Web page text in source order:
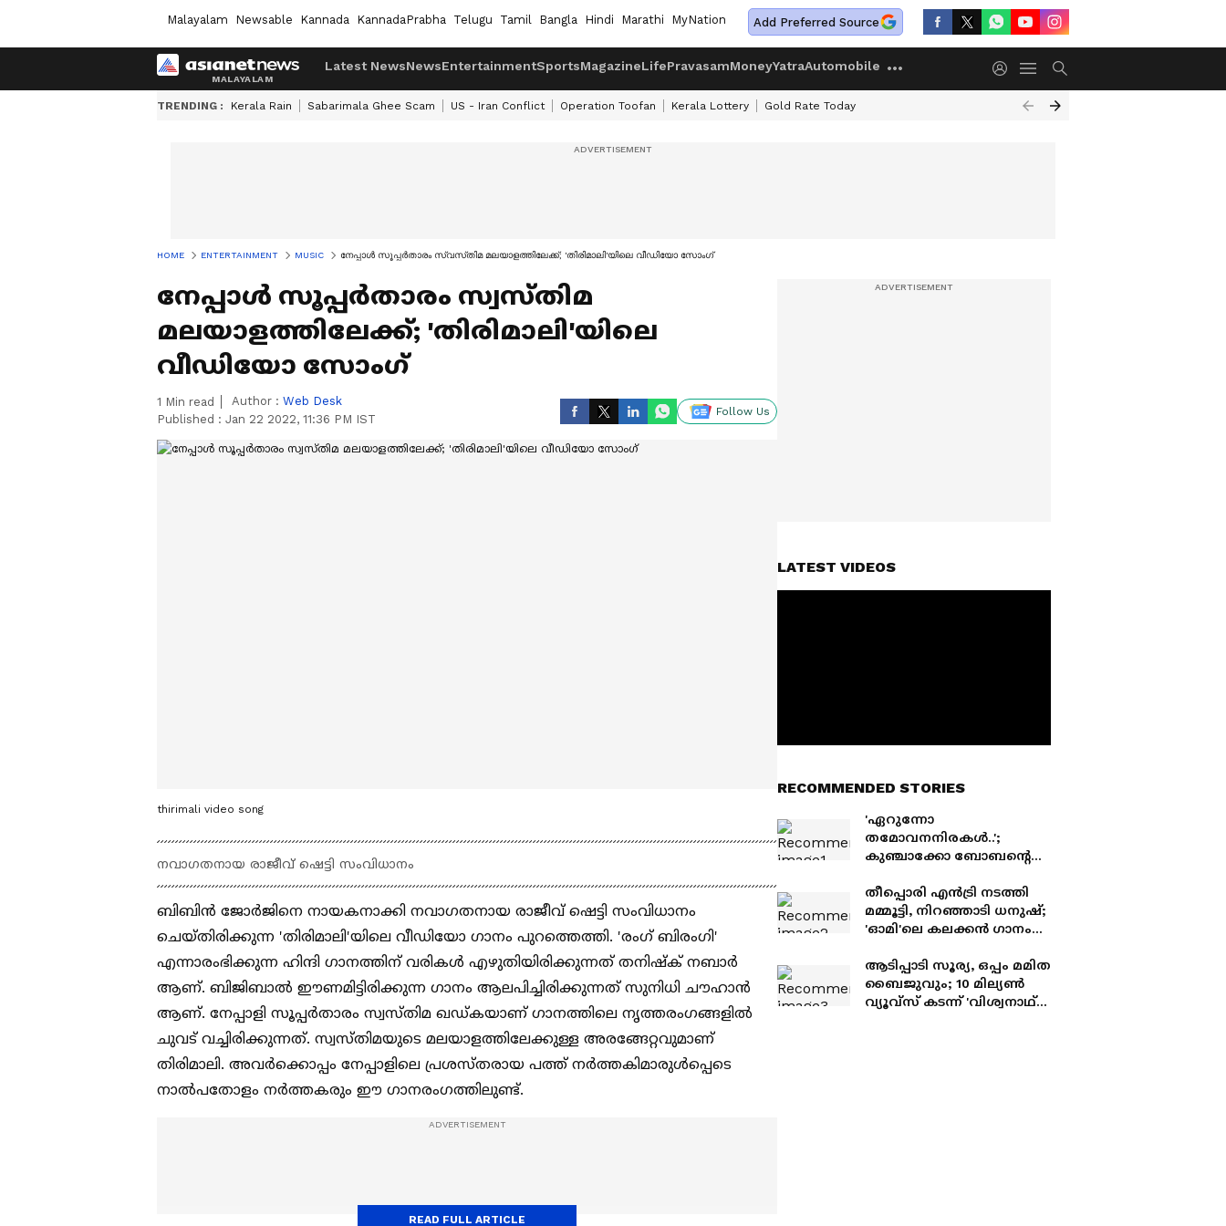
Malayalam Newsable Kannada KannadaPrabha Telugu Tamil Bangla Hindi Marathi MyNation Add Preferred Source
Latest NewsNewsEntertainmentSportsMagazineLifePravasamMoneyYatraAutomobile
TRENDING : Kerala Rain Sabarimala Ghee Scam US - Iran Conflict Operation Toofan Kerala Lottery Gold Rate Today
HOME ENTERTAINMENT MUSIC നേപ്പാള്‍ സൂപ്പര്‍താരം സ്വസ്‍തിമ മലയാളത്തിലേക്ക്; 'തിരിമാലി'യിലെ വീഡിയോ സോംഗ്
നേപ്പാള്‍ സൂപ്പര്‍താരം സ്വസ്‍തിമ
മലയാളത്തിലേക്ക്; 'തിരിമാലി'യിലെ
വീഡിയോ സോംഗ്
1 Min read Author : Web Desk
Published : Jan 22 2022, 11:36 PM IST
Follow Us
thirimali video song
നവാഗതനായ രാജീവ് ഷെട്ടി സംവിധാനം
ബിബിന്‍ ജോര്‍ജിനെ നായകനാക്കി നവാഗതനായ രാജീവ് ഷെട്ടി സംവിധാനം
ചെയ്‍തിരിക്കുന്ന 'തിരിമാലി'യിലെ വീഡിയോ ഗാനം പുറത്തെത്തി. 'രംഗ് ബിരംഗി'
എന്നാരംഭിക്കുന്ന ഹിന്ദി ഗാനത്തിന് വരികള്‍ എഴുതിയിരിക്കുന്നത് തനിഷ്‍ക് നബാര്‍
ആണ്. ബിജിബാല്‍ ഈണമിട്ടിരിക്കുന്ന ഗാനം ആലപിച്ചിരിക്കുന്നത് സുനിധി ചൗഹാന്‍
ആണ്. നേപ്പാളി സൂപ്പര്‍താരം സ്വസ്‍തിമ ഖഡ്‍കയാണ് ഗാനത്തിലെ നൃത്തരംഗങ്ങളില്‍
ചുവട് വച്ചിരിക്കുന്നത്. സ്വസ്‍തിമയുടെ മലയാളത്തിലേക്കുള്ള അരങ്ങേറ്റവുമാണ്
തിരിമാലി. അവര്‍ക്കൊപ്പം നേപ്പാളിലെ പ്രശസ്‍തരായ പത്ത് നര്‍ത്തകിമാരുള്‍പ്പെടെ
നാല്‍പതോളം നര്‍ത്തകരും ഈ ഗാനരംഗത്തിലുണ്ട്.
READ FULL ARTICLE
LATEST VIDEOS
RECOMMENDED STORIES
'ഏറുന്നോ
തമോവനനിരകൾ..';
കുഞ്ചാക്കോ ബോബന്റെ
പുറത്ത്, റിലീസ് ജൂലൈ
31ന്
തീപ്പൊരി എൻട്രി നടത്തി
മമ്മൂട്ടി, നിറഞ്ഞാടി ധനുഷ്;
'ഓമി'ലെ കലക്കൻ ​ഗാനം
ആടിപ്പാടി സൂര്യ, ഒപ്പം മമിത
ബൈജുവും; 10 മില്യൺ
വ്യൂവ്സ് കടന്ന് 'വിശ്വനാഥ്